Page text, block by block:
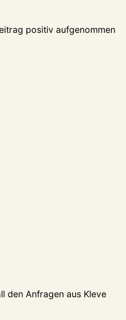
positiv aufgenommen
den Anfragen aus Kleve